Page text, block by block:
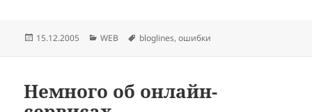
Опубликовано
15.12.2005 Рубрики
WEB Метки
bloglines,ошибки
Немного об онлайн-